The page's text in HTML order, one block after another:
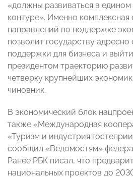
«должны развиваться в
контуре». Именно комплексная
направлений по поддержке
позволит государству
поддержки для бизнеса и
президентом траекторию
четверку крупнейших
чиновник.
В экономический блок
также «Международная
«Туризм и индустрия
сообщил «Ведомостям»
Ранее РБК писал, что
национальных проектов до